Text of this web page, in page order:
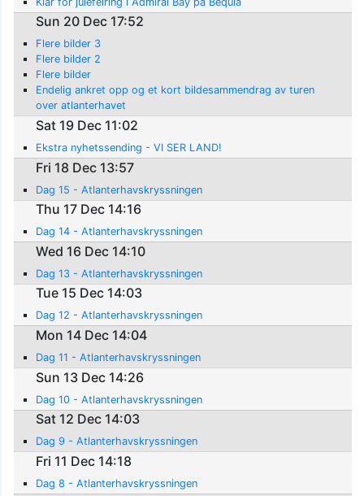
Sun 20 Dec 17:52
Flere bilder 3
Flere bilder 2
Flere bilder
Endelig ankret opp og et kort bildesammendrag av turen
over atlanterhavet
Sat 19 Dec 11:02
Ekstra nyhetssending - VI SER LAND!
Fri 18 Dec 13:57
Dag 15 - Atlanterhavskryssningen
Thu 17 Dec 14:16
Dag 14 - Atlanterhavskryssningen
Wed 16 Dec 14:10
Dag 13 - Atlanterhavskryssningen
Tue 15 Dec 14:03
Dag 12 - Atlanterhavskryssningen
Mon 14 Dec 14:04
Dag 11 - Atlanterhavskryssningen
Sun 13 Dec 14:26
Dag 10 - Atlanterhavskryssningen
Sat 12 Dec 14:03
Dag 9 - Atlanterhavskryssningen
Fri 11 Dec 14:18
Dag 8 - Atlanterhavskryssningen